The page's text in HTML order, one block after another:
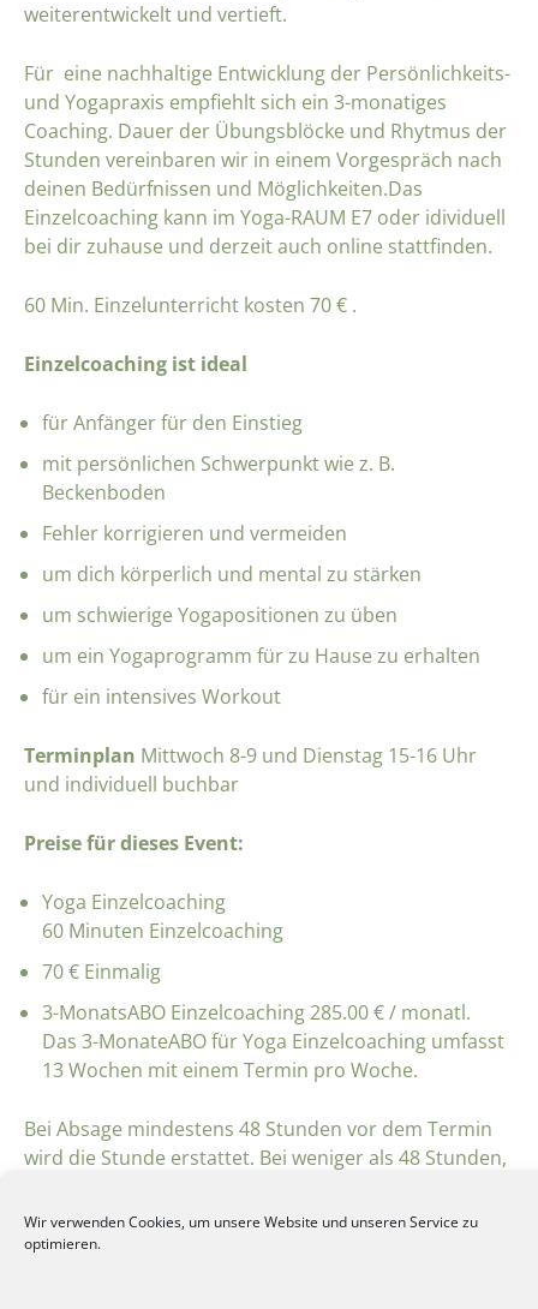
Wir verwenden Cookies, um unsere Website und unseren Service zu
optimieren.
weiterentwickelt und vertieft.
Für eine nachhaltige Entwicklung der Persönlichkeits-
und Yogapraxis empfiehlt sich ein 3-monatiges
Coaching. Dauer der Übungsblöcke und Rhytmus der
Stunden vereinbaren wir in einem Vorgespräch nach
deinen Bedürfnissen und Möglichkeiten.Das
Einzelcoaching kann im Yoga-RAUM E7 oder idividuell
bei dir zuhause und derzeit auch online stattfinden.
60 Min. Einzelunterricht kosten 70 € .
Einzelcoaching ist ideal
für Anfänger für den Einstieg
mit persönlichen Schwerpunkt wie z. B.
Beckenboden
Fehler korrigieren und vermeiden
um dich körperlich und mental zu stärken
um schwierige Yogapositionen zu üben
um ein Yogaprogramm für zu Hause zu erhalten
für ein intensives Workout
Terminplan Mittwoch 8-9 und Dienstag 15-16 Uhr
und individuell buchbar
Preise für dieses Event:
Yoga Einzelcoaching
60 Minuten Einzelcoaching
70 € Einmalig
3-MonatsABO Einzelcoaching 285.00 € / monatl.
Das 3-MonateABO für Yoga Einzelcoaching umfasst
13 Wochen mit einem Termin pro Woche.
Bei Absage mindestens 48 Stunden vor dem Termin
wird die Stunde erstattet. Bei weniger als 48 Stunden,
BUCHUNGEN